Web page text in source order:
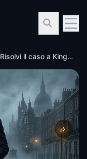
Murder Mystery: Risolvi il caso a Kingston Canberra
›